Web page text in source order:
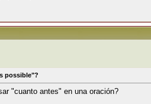
possible"?
"cuanto antes" en una oración?